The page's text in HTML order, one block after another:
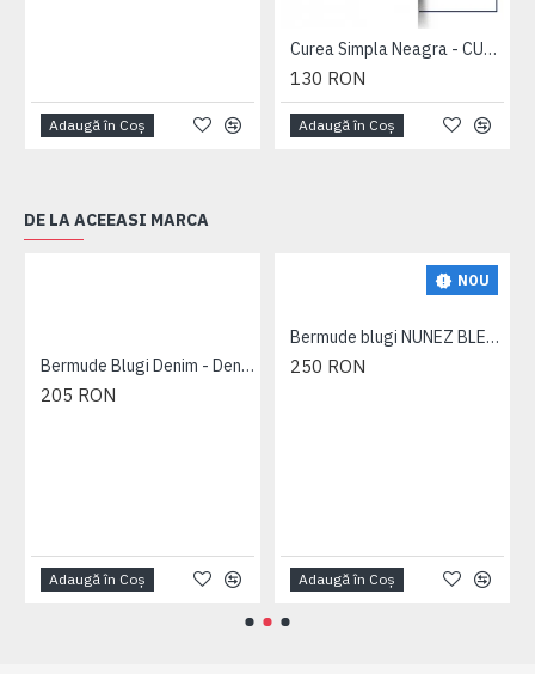
Adaugă în Coş
Curea Simpla Neagra - CUREA PLAIN NEAGRA - 2XL 3XL 4XL 5XL 6XL 7XL
130 RON
Adaugă în Coş
DE LA ACEEASI MARCA
Bermude Blugi Denim - Denim Cargo Shorts - 2XL 3XL 4XL 5XL 6XL 7XL
205 RON
Adaugă în Coş
NOU
Bermude blugi NUNEZ BLEUMARIN –
250 RON
Adaugă în Coş